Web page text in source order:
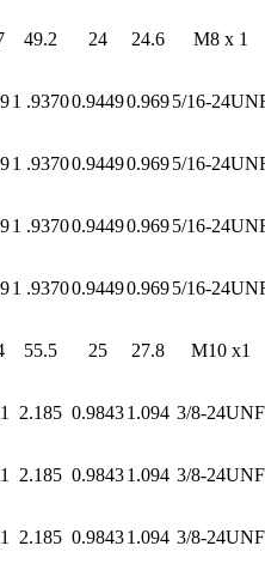
49.2 24 24.6 M8 x 1
1 .93700.94490.9695/16-
1 .93700.94490.9695/16-
1 .93700.94490.9695/16-
1 .93700.94490.9695/16-
55.5 25 27.8 M10 x1
2.185 0.98431.094 3/8-24UNF
2.185 0.98431.094 3/8-24UNF
2.185 0.98431.094 3/8-24UNF